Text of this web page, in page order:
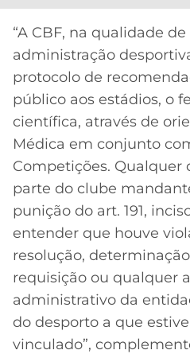
“A CBF, na qualidade
administração
protocolo de
público aos estádios, o
científica, através de
Médica em conjunto
Competições.
parte do clube
punição do art. 191,
entender que houve
resolução,
requisição ou qualquer
administrativo da
do desporto a que
vinculado”,